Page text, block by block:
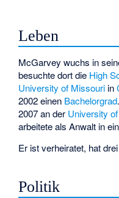
Leben
McGarvey wuchs in
besuchte dort die High
University of Missouri in
2002 einen Bachelorgrad
2007 an der University
arbeitete als Anwalt in
Er ist verheiratet, hat
Politik